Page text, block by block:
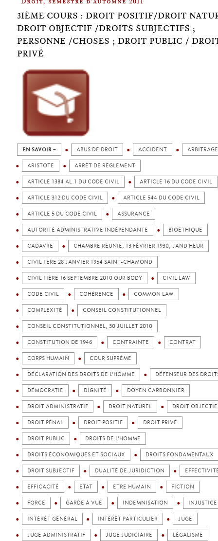
3IÈME COURS : DROIT POSITIF/DROIT
DROIT OBJECTIF /DROITS SUBJECTIFS ;
PERSONNE /CHOSES ; DROIT PUBLIC /
PRIVÉ
EN SAVOIR + ABUS DE DROIT ACCIDENT ARBITRAGE
ARISTOTE ARRÊT DE RÈGLEMENT
ARTICLE 1384 AL.1 DU CODE CIVIL ARTICLE 16 DU CODE CIVIL
ARTICLE 312 DU CODE CIVIL ARTICLE 544 DU CODE CIVIL
ARTICLE 5 DU CODE CIVIL ASSURANCE
AUTORITÉ ADMINISTRATIVE INDÉPENDANTE BIOÉTHIQUE
CADAVRE CHAMBRE RÉUNIE, 13 FÉVRIER 1930, JAND’HEUR
CIVIL 1ÈRE 28 JANVIER 1954 SAINT-CHAMOND
CIVIL 1IÈRE 16 SEPTEMBRE 2010 OUR BODY CIVIL LAW
CODE CIVIL COHÉRENCE COMMON LAW
COMPLEXITÉ CONSEIL CONSTITUTIONNEL
CONSEIL CONSTITUTIONNEL, 30 JUILLET 2010
CONSTITUTION DE 1946 CONTRAINTE CONTRAT
CORPS HUMAIN COUR SUPRÊME
DÉCLARATION DES DROITS DE L’HOMME DÉFENSEUR DES
DÉMOCRATIE DIGNITÉ DOYEN CARBONNIER
DROIT ADMINISTRATIF DROIT NATUREL DROIT OBJECTIF
DROIT PÉNAL DROIT POSITIF DROIT PRIVÉ
DROIT PUBLIC DROITS DE L’HOMME
DROITS ÉCONOMIQUES ET SOCIAUX DROITS FONDAMENTAUX
DROIT SUBJECTIF DUALITÉ DE JURIDICTION
EFFICACITÉ ETAT ETRE HUMAIN FICTION
FORCE GARDE À VUE INDEMNISATION INJUSTICE
INTÉRÊT GÉNÉRAL INTÉRÊT PARTICULIER JUGE
JUGE ADMINISTRATIF JUGE JUDICIAIRE LÉGALISME